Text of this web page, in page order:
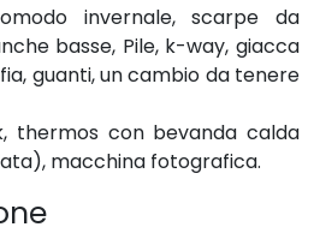
invernale, scarpe da
basse, Pile, k-way, giacca
guanti, un cambio da tenere
thermos con bevanda calda
macchina fotografica.